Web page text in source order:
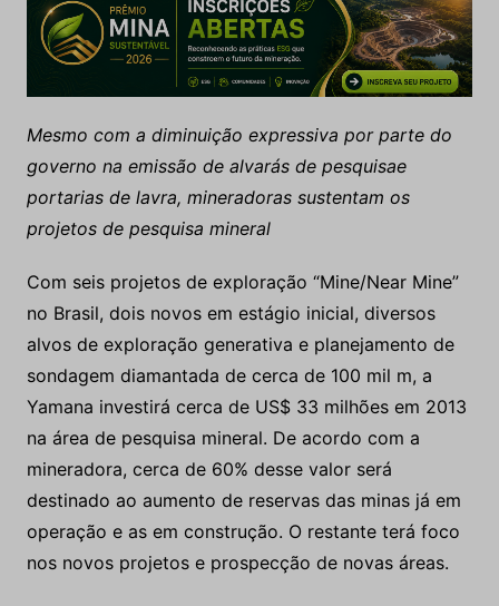
Mesmo com a diminuição expressiva por parte do
governo na emissão de alvarás de pesquisae
portarias de lavra, mineradoras sustentam os
projetos de pesquisa mineral
Com seis projetos de exploração “Mine/Near Mine”
no Brasil, dois novos em estágio inicial, diversos
alvos de exploração generativa e planejamento de
sondagem diamantada de cerca de 100 mil m, a
Yamana investirá cerca de US$ 33 milhões em 2013
na área de pesquisa mineral. De acordo com a
mineradora, cerca de 60% desse valor será
destinado ao aumento de reservas das minas já em
operação e as em construção. O restante terá foco
nos novos projetos e prospecção de novas áreas.